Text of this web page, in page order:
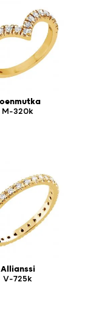
M-320k
Allianssi
V-725k